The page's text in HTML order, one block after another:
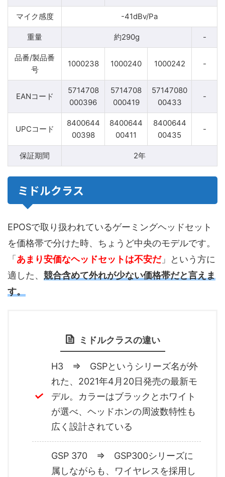
マイク感度 -41dBv/Pa
重量 約290g -
品番/製品番
号
1000238 1000240 1000242 -
EANコード
5714708
000396
5714708
000419
57147080
00433
-
UPCコード
8400644
00398
8400644
00411
8400644
00435
-
保証期間 2年
ミドルクラス
EPOSで取り扱われているゲーミングヘッドセット
を価格帯で分けた時、ちょうど中央のモデルです。
「あまり安価なヘッドセットは不安だ」という方に
適した、 競合含めて外れが少ない価格帯だと言えま
す。
ミドルクラスの違い
H3 ⇒ GSPというシリーズ名が外
れた、2021年4月20日発売の最新モ
デル。カラーはブラックとホワイト
が選べ、ヘッドホンの周波数特性も
広く設計されている
GSP 370 ⇒ GSP300シリーズに
属しながらも、ワイヤレスを採用し